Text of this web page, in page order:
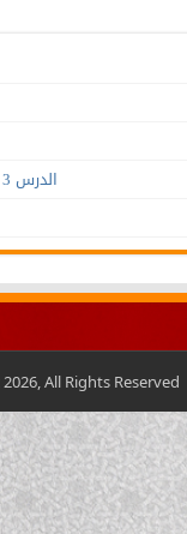
الدرس 3 شرح أحاديث من (صحيح مسلم): كتاب الإيمان 1
All Rights Reserved